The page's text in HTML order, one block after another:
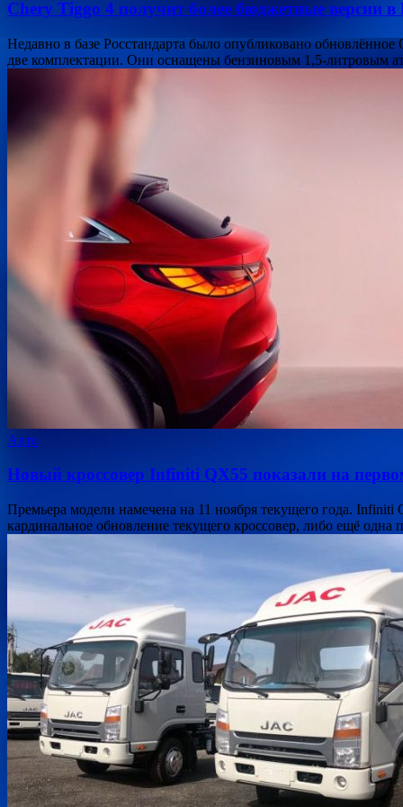
Chery Tiggo 4 получит более бюджетные версии в
Недавно в базе Росстандарта было опубликовано
две комплектации. Они оснащены бензиновым 1,5-литровым
Авто
Новый кроссовер Infiniti QX55 показали на
Премьера модели намечена на 11 ноября текущего года.
кардинальное обновление текущего кроссовер, либо ещё